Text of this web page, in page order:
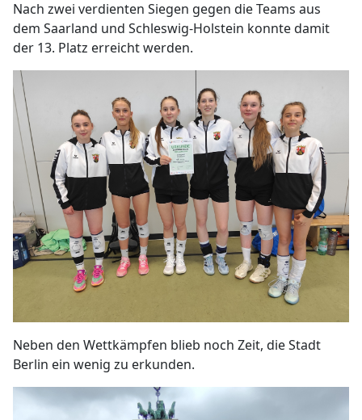
Nach zwei verdienten Siegen gegen die Teams aus
dem Saarland und Schleswig-Holstein konnte damit
der 13. Platz erreicht werden.
Neben den Wettkämpfen blieb noch Zeit, die Stadt
Berlin ein wenig zu erkunden.